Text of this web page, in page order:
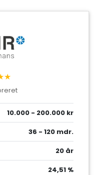
10.000 - 200.000 kr
36 - 120 mdr.
20 år
24,51 %